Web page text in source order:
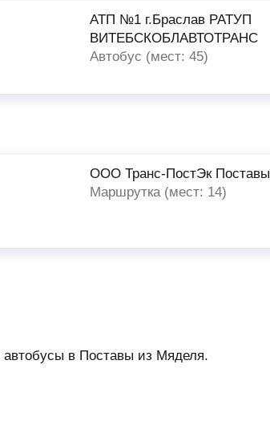
АТП №1 г.Браслав РАТУП
ВИТЕБСКОБЛАВТОТРАНС
Автобус (мест: 45)
ООО Транс-ПостЭк Поставы
Маршрутка (мест: 14)
автобусы в Поставы из Мяделя.